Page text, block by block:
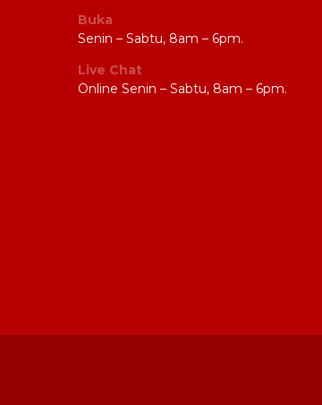
Buka
Senin – Sabtu, 8am – 6pm.
Live Chat
Online Senin – Sabtu, 8am – 6pm.